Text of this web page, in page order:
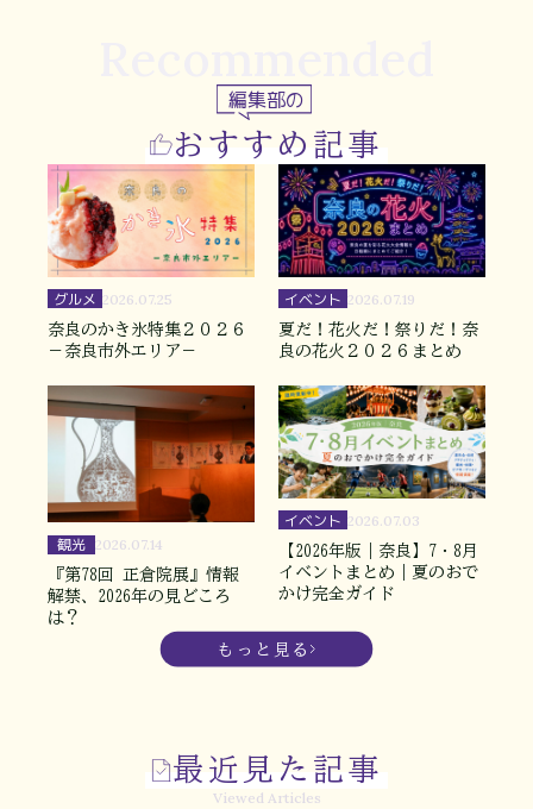
編集部の
おすすめ記事
グルメ 2026.07.25
奈良のかき氷特集２０２６
－奈良市外エリア－
イベント 2026.07.19
夏だ！花火だ！祭りだ！奈
良の花火２０２６まとめ
観光 2026.07.14
『第78回 正倉院展』情報
解禁、2026年の見どころ
は？
イベント 2026.07.03
【2026年版｜奈良】7・8月
イベントまとめ｜夏のおで
かけ完全ガイド
もっと見る
最近見た記事
Viewed Articles